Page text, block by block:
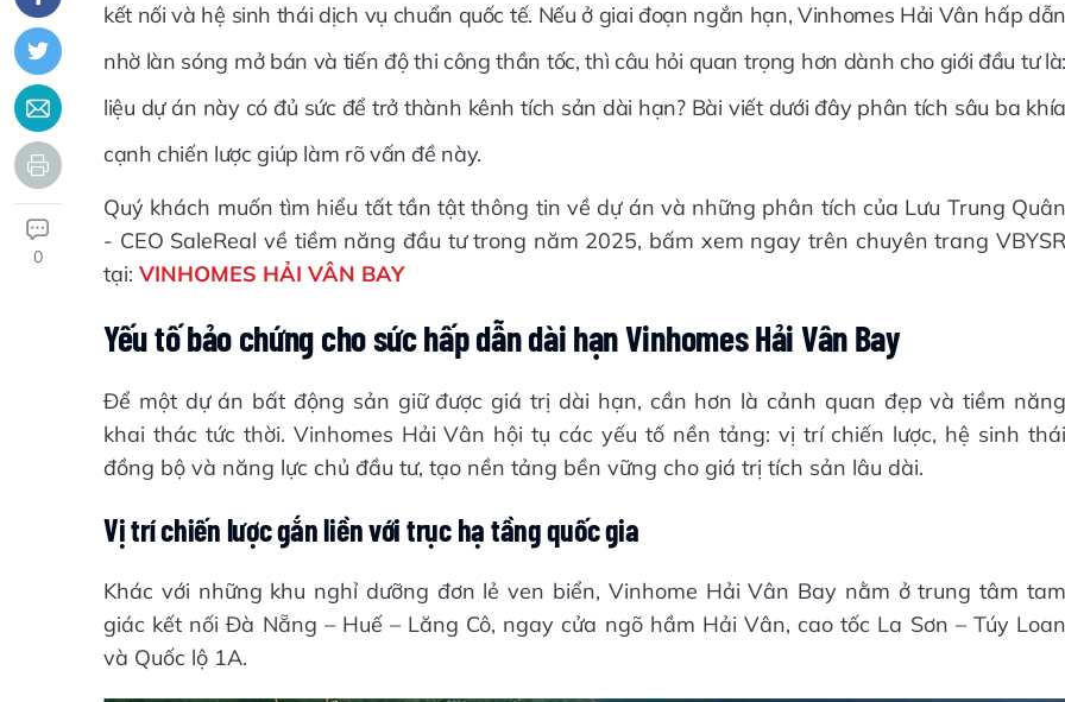
0
kết nối và hệ sinh thái dịch vụ chuẩn quốc tế. Nếu ở giai đoạn ngắn hạn, Vinhomes Hải Vân hấp dẫn
nhờ làn sóng mở bán và tiến độ thi công thần tốc, thì câu hỏi quan trọng hơn dành cho giới đầu tư là:
liệu dự án này có đủ sức để trở thành kênh tích sản dài hạn? Bài viết dưới đây phân tích sâu ba khía
cạnh chiến lược giúp làm rõ vấn đề này.
Quý khách muốn tìm hiểu tất tần tật thông tin về dự án và những phân tích của Lưu Trung Quân
- CEO SaleReal về tiềm năng đầu tư trong năm 2025, bấm xem ngay trên chuyên trang VBYSR
tại: VINHOMES HẢI VÂN BAY
Yếu tố bảo chứng cho sức hấp dẫn dài hạn Vinhomes Hải Vân Bay
Để một dự án bất động sản giữ được giá trị dài hạn, cần hơn là cảnh quan đẹp và tiềm năng
khai thác tức thời. Vinhomes Hải Vân hội tụ các yếu tố nền tảng: vị trí chiến lược, hệ sinh thái
đồng bộ và năng lực chủ đầu tư, tạo nền tảng bền vững cho giá trị tích sản lâu dài.
Vị trí chiến lược gắn liền với trục hạ tầng quốc gia
Khác với những khu nghỉ dưỡng đơn lẻ ven biển, Vinhome Hải Vân Bay nằm ở trung tâm tam
giác kết nối Đà Nẵng – Huế – Lăng Cô, ngay cửa ngõ hầm Hải Vân, cao tốc La Sơn – Túy Loan
và Quốc lộ 1A.